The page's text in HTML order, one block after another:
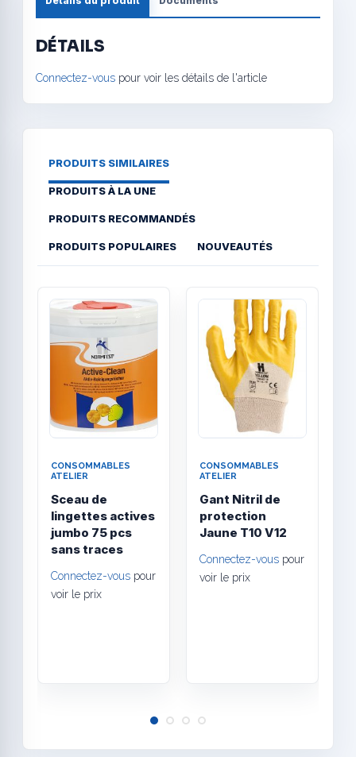
DÉTAILS
Connectez-vous pour voir les détails de l'article
PRODUITS SIMILAIRES
PRODUITS À LA UNE
PRODUITS RECOMMANDÉS
PRODUITS POPULAIRES NOUVEAUTÉS
CONSOMMABLES
ATELIER
Sceau de
lingettes actives
jumbo 75 pcs
sans traces
Connectez-vous pour
voir le prix
CONSOMMABLES
ATELIER
Gant Nitril de
protection
Jaune T10 V12
Connectez-vous pour
voir le prix